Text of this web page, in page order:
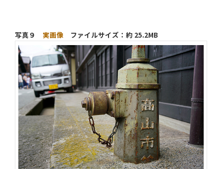
写真９ 実画像 ファイルサイズ：約 25.2MB